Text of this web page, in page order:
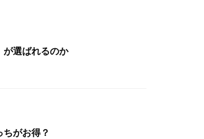
が選ばれるのか
がお得？